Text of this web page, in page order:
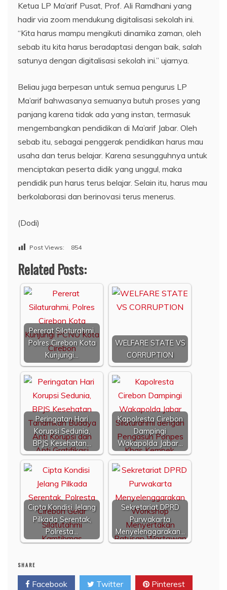
Ketua LP Ma’arif Pusat, Prof. Ali Ramdhani yang
hadir via zoom mendukung digitalisasi sekolah ini.
“Kita harus mampu mengikuti dinamika zaman, oleh
sebab itu kita harus beradaptasi dengan baik, salah
satunya dengan digitalisasi sekolah ini.” ujarnya.
Beliau juga berpesan untuk semua pengurus LP
Ma’arif bahwasanya semuanya butuh proses yang
panjang karena tidak ada yang instan, termasuk
mengembangkan pendidikan di Ma’arif Jabar. Oleh
sebab itu, sebagai penggerak pendidikan harus mau
usaha dan terus belajar. Karena sesungguhnya untuk
menciptakan peserta didik yang unggul, maka
pendidik pun harus terus belajar. Selain itu, harus mau
berkolaborasi dan berinovasi terus menerus.
(Dodi)
Post Views: 854
Related Posts:
Pererat Silaturahmi,
Polres Cirebon Kota
Kunjungi…
WELFARE STATE VS
CORRUPTION
Peringatan Hari
Korupsi Sedunia,
BPJS Kesehatan…
Kapolresta Cirebon
Dampingi
Wakapolda Jabar…
Cipta Kondisi Jelang
Pilkada Serentak,
Polresta…
Sekretariat DPRD
Purwakarta
Menyelenggarakan…
SHARE
Facebook Twitter Pinterest